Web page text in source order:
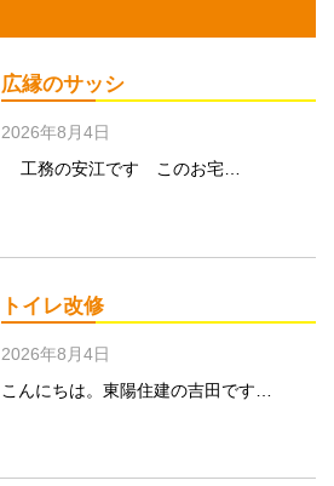
広縁のサッシ
2026年8月4日
工務の安江です このお宅…
トイレ改修
2026年8月4日
こんにちは。東陽住建の吉田です…